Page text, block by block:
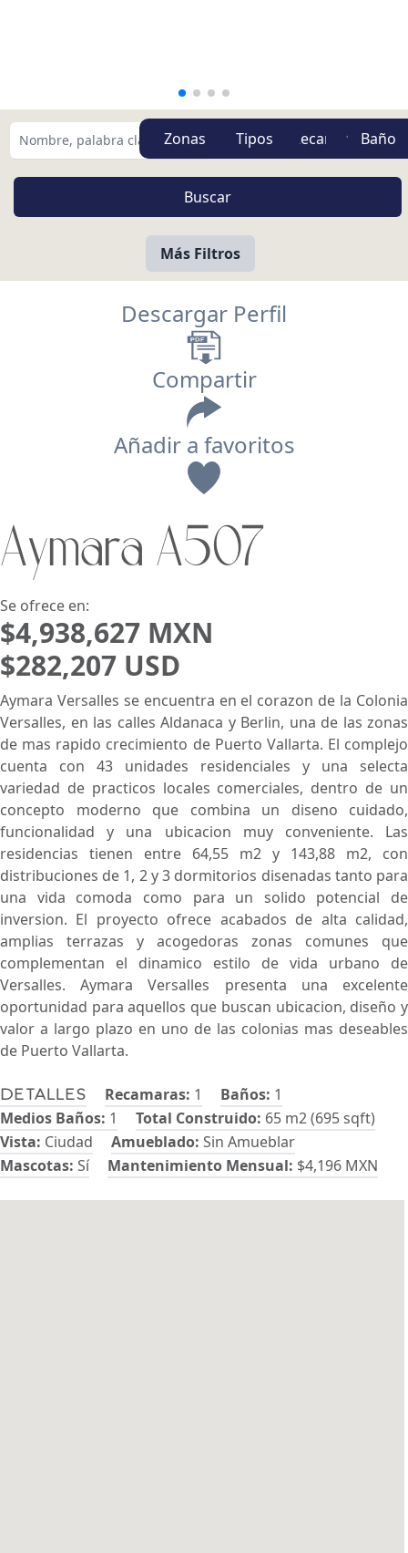
Zonas Tipos
Más Filtros
Pie de Playa
Descargar Perfil
Compartir
Añadir a favoritos
Aymara A507
Se ofrece en:
$4,938,627 MXN
$282,207 USD
Detalles Recamaras: 1 Baños: 1
Medios Baños: 1 Total Construido: 65 m2 (695 sqft)
Vista: Ciudad Amueblado: Sin Amueblar
Mascotas: Sí Mantenimiento Mensual: $4,196 MXN
Aymara Versalles se encuentra en el corazon de la Colonia
Versalles, en las calles Aldanaca y Berlin, una de las zonas
de mas rapido crecimiento de Puerto Vallarta. El complejo
cuenta con 43 unidades residenciales y una selecta
variedad de practicos locales comerciales, dentro de un
concepto moderno que combina un diseno cuidado,
funcionalidad y una ubicacion muy conveniente. Las
residencias tienen entre 64,55 m2 y 143,88 m2, con
distribuciones de 1, 2 y 3 dormitorios disenadas tanto para
una vida comoda como para un solido potencial de
inversion. El proyecto ofrece acabados de alta calidad,
amplias terrazas y acogedoras zonas comunes que
complementan el dinamico estilo de vida urbano de
Versalles. Aymara Versalles presenta una excelente
oportunidad para aquellos que buscan ubicacion, diseño y
valor a largo plazo en uno de las colonias mas deseables
de Puerto Vallarta.